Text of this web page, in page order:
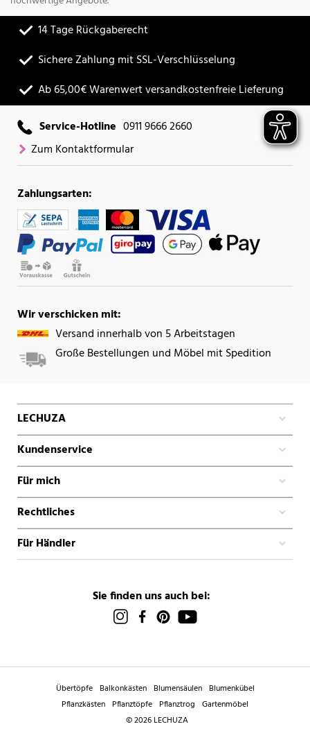
14 Tage Rückgaberecht
Sichere Zahlung mit SSL-Verschlüsselung
Ab 65,00€ Warenwert versandkostenfreie Lieferung
Service-Hotline 0911 9666 2660
Zum Kontaktformular
Zahlungsarten:
Wir verschicken mit:
Versand innerhalb von 5 Arbeitstagen
Große Bestellungen und Möbel mit Spedition
LECHUZA
Kundenservice
Für mich
Rechtliches
Für Händler
Sie finden uns auch bei:
Übertöpfe Balkonkästen Blumensäulen Blumenkübel
Pflanzkästen Pflanztöpfe Pflanztrog Gartenmöbel
© 2026 LECHUZA